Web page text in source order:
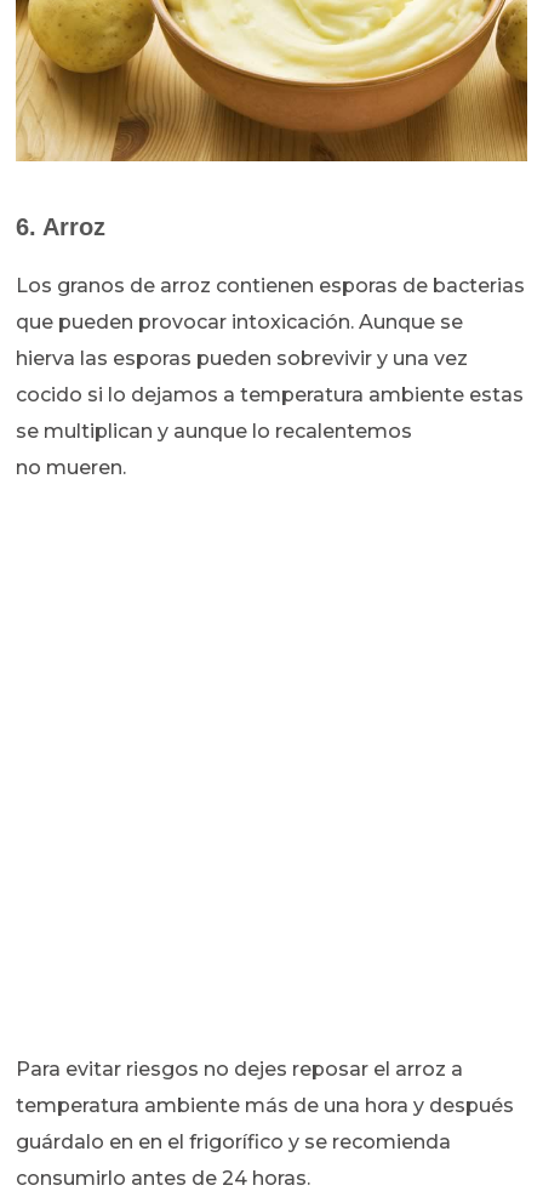
6. Arroz
Los granos de arroz contienen esporas de bacterias
que pueden provocar intoxicación. Aunque se
hierva las esporas pueden sobrevivir y una vez
cocido si lo dejamos a temperatura ambiente estas
se multiplican y aunque lo recalentemos
no mueren.
Para evitar riesgos no dejes reposar el arroz a
temperatura ambiente más de una hora y después
guárdalo en en el frigorífico y se recomienda
consumirlo antes de 24 horas.